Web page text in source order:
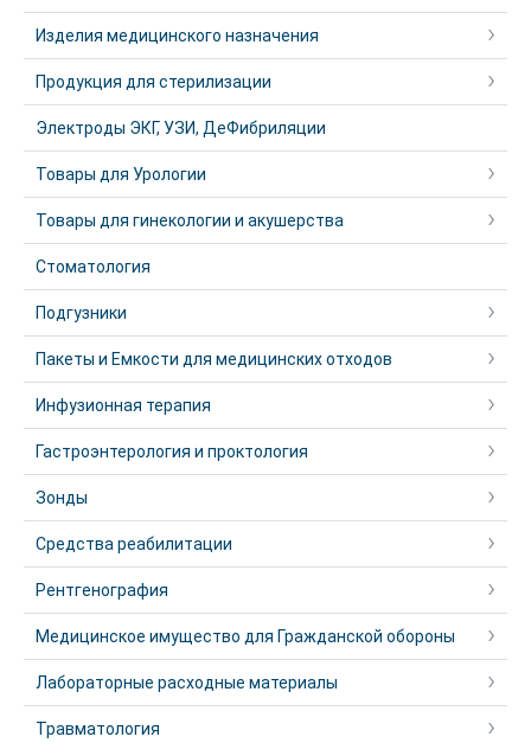
Изделия медицинского назначения
Продукция для стерилизации
Электроды ЭКГ, УЗИ, ДеФибриляции
Товары для Урологии
Товары для гинекологии и акушерства
Стоматология
Подгузники
Пакеты и Емкости для медицинских отходов
Инфузионная терапия
Гастроэнтерология и проктология
Зонды
Средства реабилитации
Рентгенография
Медицинское имущество для Гражданской обороны
Лабораторные расходные материалы
Травматология